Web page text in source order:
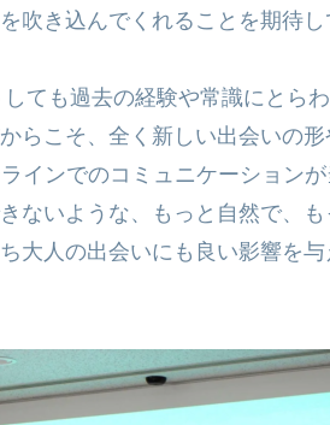
吹き込んでくれることを期待し
ても過去の経験や常識にとら
らこそ、全く新しい出会いの
インでのコミュニケーション
ないような、もっと自然で、
大人の出会いにも良い影響を